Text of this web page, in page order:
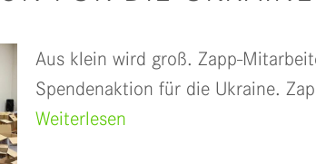
Aus klein wird groß. Zapp-
Spendenaktion für die Ukraine.
Weiterlesen